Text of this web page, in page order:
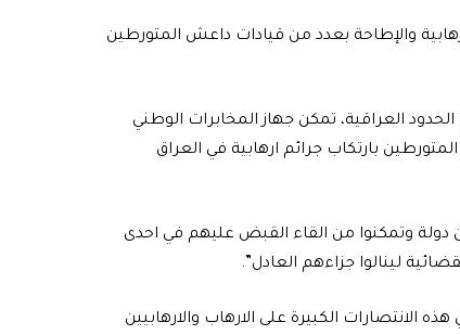
والإطاحة بعدد من قيادات داعش المتورطين
الحدود العراقية، تمكن جهاز المخابرات الوطني
بارتكاب جرائم ارهابية في العراق
دولة وتمكنوا من القاء القبض عليهم في احدى
لينالوا جزاءهم العادل”.
الانتصارات الكبيرة على الارهاب والارهابيين